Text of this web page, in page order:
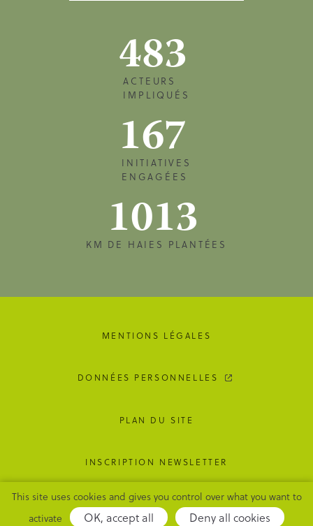
483
ACTEURS
IMPLIQUÉS
167
INITIATIVES
ENGAGÉES
1013
KM DE HAIES PLANTÉES
MENTIONS LÉGALES
DONNÉES PERSONNELLES
PLAN DU SITE
INSCRIPTION NEWSLETTER
GESTION DES COOKIES
This site uses cookies and gives you control over what you want to
activate
OK, accept all Deny all cookies